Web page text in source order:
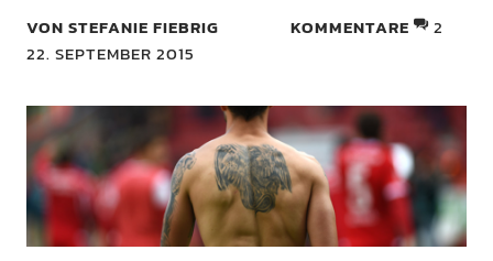
VON STEFANIE FIEBRIG
22. SEPTEMBER 2015
KOMMENTARE 2